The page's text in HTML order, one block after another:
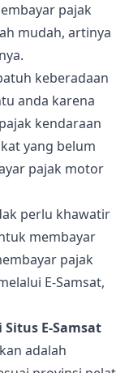
pajak
mudah, artinya
keberadaan
anda karena
kendaraan
yang belum
pajak motor
perlu khawatir
membayar
pajak
E-Samsat,
E-Samsat
adalah